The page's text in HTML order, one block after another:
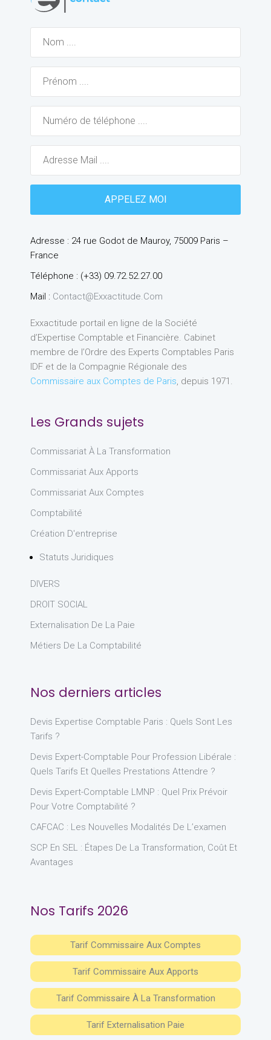
Adresse : 24 rue Godot de Mauroy, 75009 Paris –
France
Téléphone : (+33) 09.72.52.27.00
Mail : Contact@exxactitude.com
Exxactitude portail en ligne de la Société
d’Expertise Comptable et Financière. Cabinet
membre de l’Ordre des Experts Comptables Paris
IDF et de la Compagnie Régionale des
Commissaire aux Comptes de Paris, depuis 1971.
Les Grands sujets
Commissariat À La Transformation
Commissariat Aux Apports
Commissariat Aux Comptes
Comptabilité
Création D'entreprise
Statuts Juridiques
DIVERS
DROIT SOCIAL
Externalisation De La Paie
Métiers De La Comptabilité
Nos derniers articles
Devis Expertise Comptable Paris : Quels Sont Les
Tarifs ?
Devis Expert-Comptable Pour Profession Libérale :
Quels Tarifs Et Quelles Prestations Attendre ?
Devis Expert-Comptable LMNP : Quel Prix Prévoir
Pour Votre Comptabilité ?
CAFCAC : Les Nouvelles Modalités De L’examen
SCP En SEL : Étapes De La Transformation, Coût Et
Avantages
Nos Tarifs 2026
Tarif Commissaire Aux Comptes
Tarif Commissaire Aux Apports
Tarif Commissaire À La Transformation
Tarif Externalisation Paie